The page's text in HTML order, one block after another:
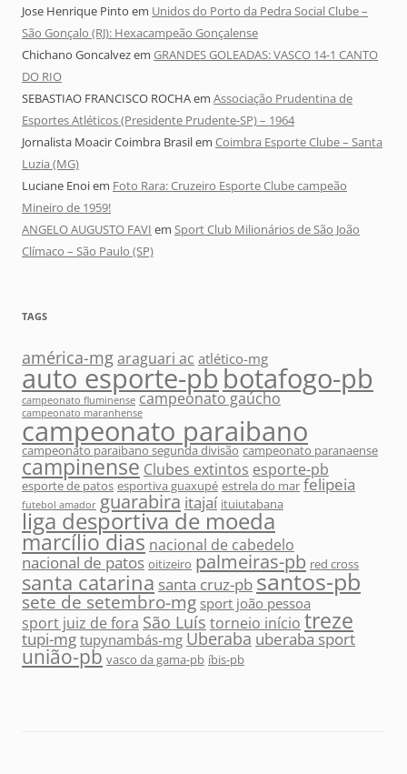
Jose Henrique Pinto em Unidos do Porto da Pedra Social Clube –
São Gonçalo (RJ): Hexacampeão Gonçalense
Chichano Goncalvezem GRANDES GOLEADAS: VASCO 14-1 CANTO
DO RIO
SEBASTIAO FRANCISCO ROCHAem Associação Prudentina de
Esportes Atléticos (Presidente Prudente-SP) – 1964
Jornalista Moacir Coimbra Brasilem Coimbra Esporte Clube – Santa
Luzia (MG)
Luciane Enoiem Foto Rara: Cruzeiro Esporte Clube campeão
Mineiro de 1959!
ANGELO AUGUSTO FAVI em Sport Club Milionários de São João
Clímaco – São Paulo (SP)
TAGS
américa-mgaraguari ac atlético-mg
auto esporte-pbbotafogo-pb
campeonato fluminense campeonato gaúcho
campeonato maranhense
campeonato paraibano
campeonato paraibano segunda divisão campeonato paranaense
campinense Clubes extintos esporte-pb
esporte de patos esportiva guaxupé estrela do mar felipeia
futebol amador guarabira itajaí ituiutabana
liga desportiva de moeda
marcílio dias nacional de cabedelo
nacional de patos oitizeiro palmeiras-pb red cross
santa catarina santa cruz-pbsantos-pb
sete de setembro-mg sport joão pessoa
sport juiz de fora São Luís torneio início treze
tupi-mg tupynambás-mg Uberaba uberaba sport
união-pb vasco da gama-pb íbis-pb